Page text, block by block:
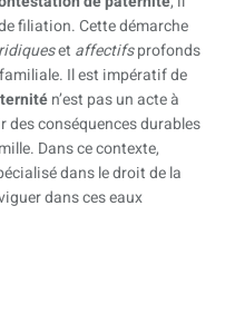
filiation. Cette démarche
et affectifsprofonds
Il est impératif de
n’est pas un acte à
des conséquences durables
Dans ce contexte,
dans le droit de la
dans ces eaux